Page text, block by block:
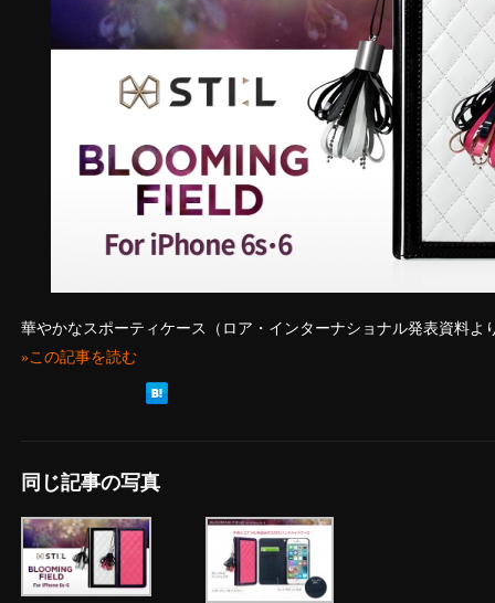
華やかなスポーティケース（ロア・インターナショナル発表資料よ
»この記事を読む
同じ記事の写真